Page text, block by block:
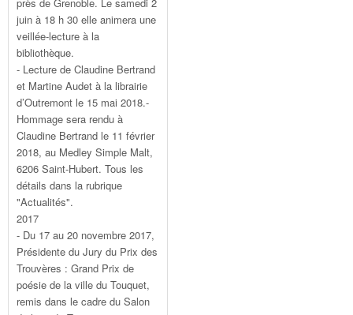
juin à 18 h 30 elle animera une
veillée-lecture à la
bibliothèque.
- Lecture de Claudine Bertrand
et Martine Audet à la librairie
d’Outremont le 15 mai 2018.-
Hommage sera rendu à
Claudine Bertrand le 11 février
2018, au Medley Simple Malt,
6206 Saint-Hubert. Tous les
détails dans la rubrique
"Actualités".
2017
- Du 17 au 20 novembre 2017,
Présidente du Jury du Prix des
Trouvères : Grand Prix de
poésie de la ville du Touquet,
remis dans le cadre du Salon